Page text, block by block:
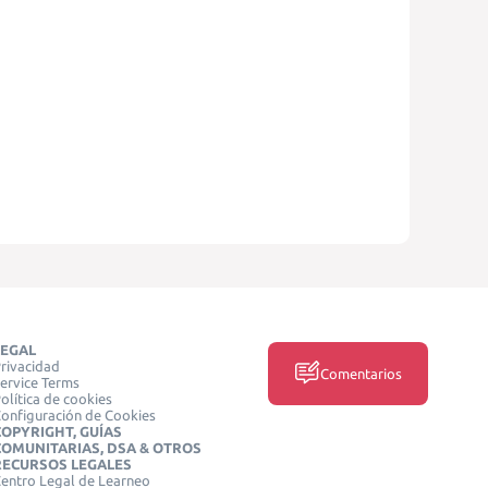
Terms
de cookies
de Cookies
GUÍAS
DSA & OTROS
LEGALES
Legal de Learneo
Comentarios